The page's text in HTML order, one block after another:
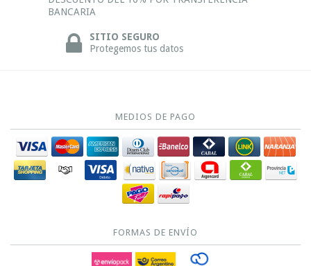
BANCARIA
SITIO SEGURO
Protegemos tus datos
MEDIOS DE PAGO
FORMAS DE ENVÍO